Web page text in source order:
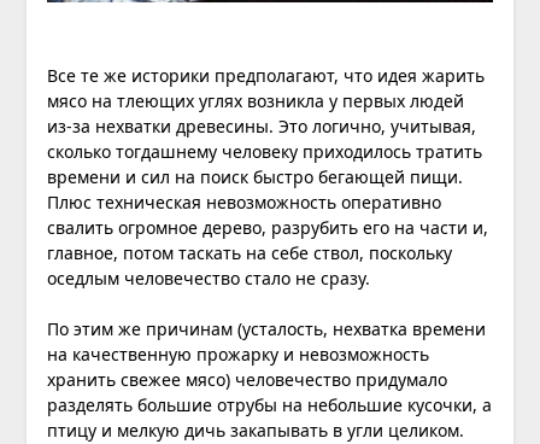
Все те же историки предполагают, что идея жарить
мясо на тлеющих углях возникла у первых людей
из-за нехватки древесины. Это логично, учитывая,
сколько тогдашнему человеку приходилось тратить
времени и сил на поиск быстро бегающей пищи.
Плюс техническая невозможность оперативно
свалить огромное дерево, разрубить его на части и,
главное, потом таскать на себе ствол, поскольку
оседлым человечество стало не сразу.
По этим же причинам (усталость, нехватка времени
на качественную прожарку и невозможность
хранить свежее мясо) человечество придумало
разделять большие отрубы на небольшие кусочки, а
птицу и мелкую дичь закапывать в угли целиком.